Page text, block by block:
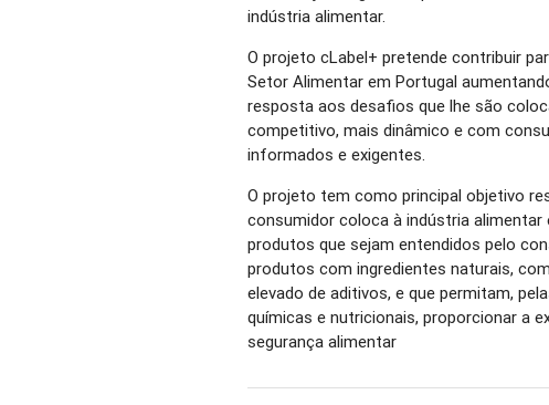
indústria alimentar.
O projeto cLabel+ pretende contribuir
Setor Alimentar em Portugal
resposta aos desafios que lhe são
competitivo, mais dinâmico e com
informados e exigentes.
O projeto tem como principal objetivo
consumidor coloca à indústria
produtos que sejam entendidos pelo
produtos com ingredientes naturais,
elevado de aditivos, e que permitam,
químicas e nutricionais, proporcionar a
segurança alimentar